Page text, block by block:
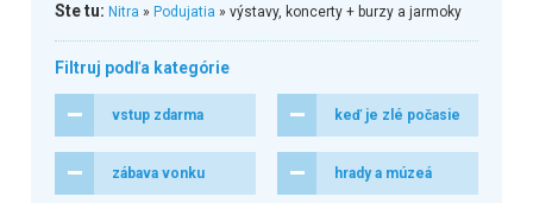
Ste tu: Nitra » Podujatia » výstavy, koncerty + burzy a jarmoky
Filtruj podľa kategórie
vstup zdarma keď je zlé počasie
zábava vonku hrady a múzeá